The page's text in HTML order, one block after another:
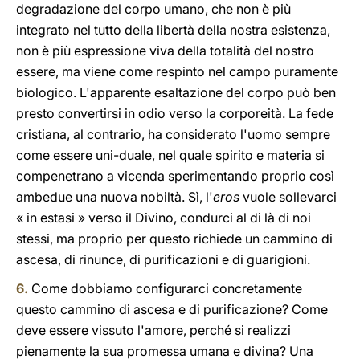
degradazione del corpo umano, che non è più
integrato nel tutto della libertà della nostra esistenza,
non è più espressione viva della totalità del nostro
essere, ma viene come respinto nel campo puramente
biologico. L'apparente esaltazione del corpo può ben
presto convertirsi in odio verso la corporeità. La fede
cristiana, al contrario, ha considerato l'uomo sempre
come essere uni-duale, nel quale spirito e materia si
compenetrano a vicenda sperimentando proprio così
ambedue una nuova nobiltà. Sì, l'eros vuole sollevarci
« in estasi » verso il Divino, condurci al di là di noi
stessi, ma proprio per questo richiede un cammino di
ascesa, di rinunce, di purificazioni e di guarigioni.
6. Come dobbiamo configurarci concretamente
questo cammino di ascesa e di purificazione? Come
deve essere vissuto l'amore, perché si realizzi
pienamente la sua promessa umana e divina? Una